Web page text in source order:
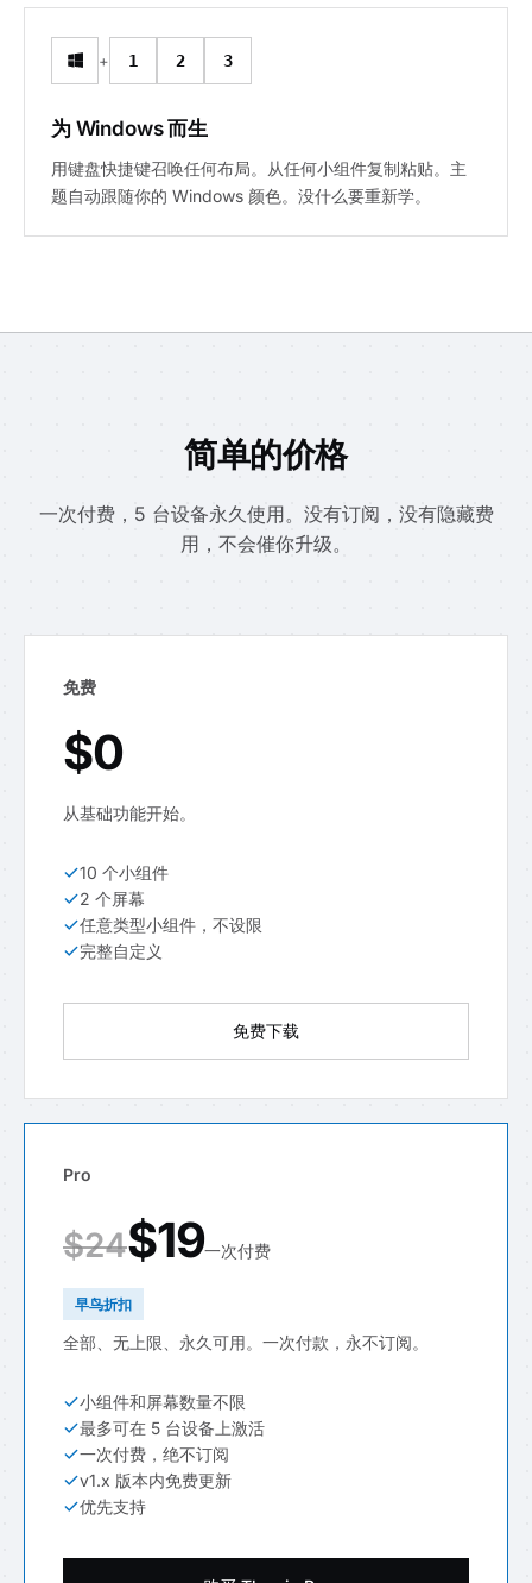
+ 1 2 3
为 Windows 而生
用键盘快捷键召唤任何布局。从任何小组件复制粘贴。主
题自动跟随你的 Windows 颜色。没什么要重新学。
简单的价格
一次付费，5 台设备永久使用。没有订阅，没有隐藏费
用，不会催你升级。
免费
$0
从基础功能开始。
10 个小组件
2 个屏幕
任意类型小组件，不设限
完整自定义
免费下载
Pro
$24$19一次付费
早鸟折扣
全部、无上限、永久可用。一次付款，永不订阅。
小组件和屏幕数量不限
最多可在 5 台设备上激活
一次付费，绝不订阅
v1.x 版本内免费更新
优先支持